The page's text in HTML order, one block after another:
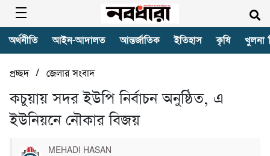
অর্থনীতি আইন-আদালত আন্তর্জাতিক ইতিহাস কৃষি খুলনা
প্রচ্ছদ/ জেলার সংবাদ
কচুয়ায় সদর ইউপি নির্বাচন অনুষ্ঠিত, এ
ইউনিয়নে নৌকার বিজয়
MEHADI HASAN